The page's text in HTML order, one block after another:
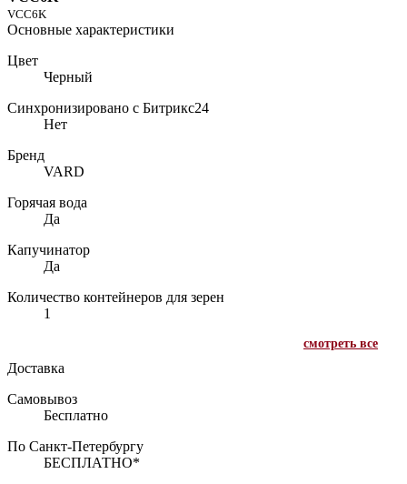
VCC6K
Основные характеристики
Цвет
Черный
Синхронизировано с Битрикс24
Нет
Бренд
VARD
Горячая вода
Да
Капучинатор
Да
Количество контейнеров для зерен
1
смотреть все
Доставка
Самовывоз
Бесплатно
По Санкт-Петербургу
БЕСПЛАТНО*